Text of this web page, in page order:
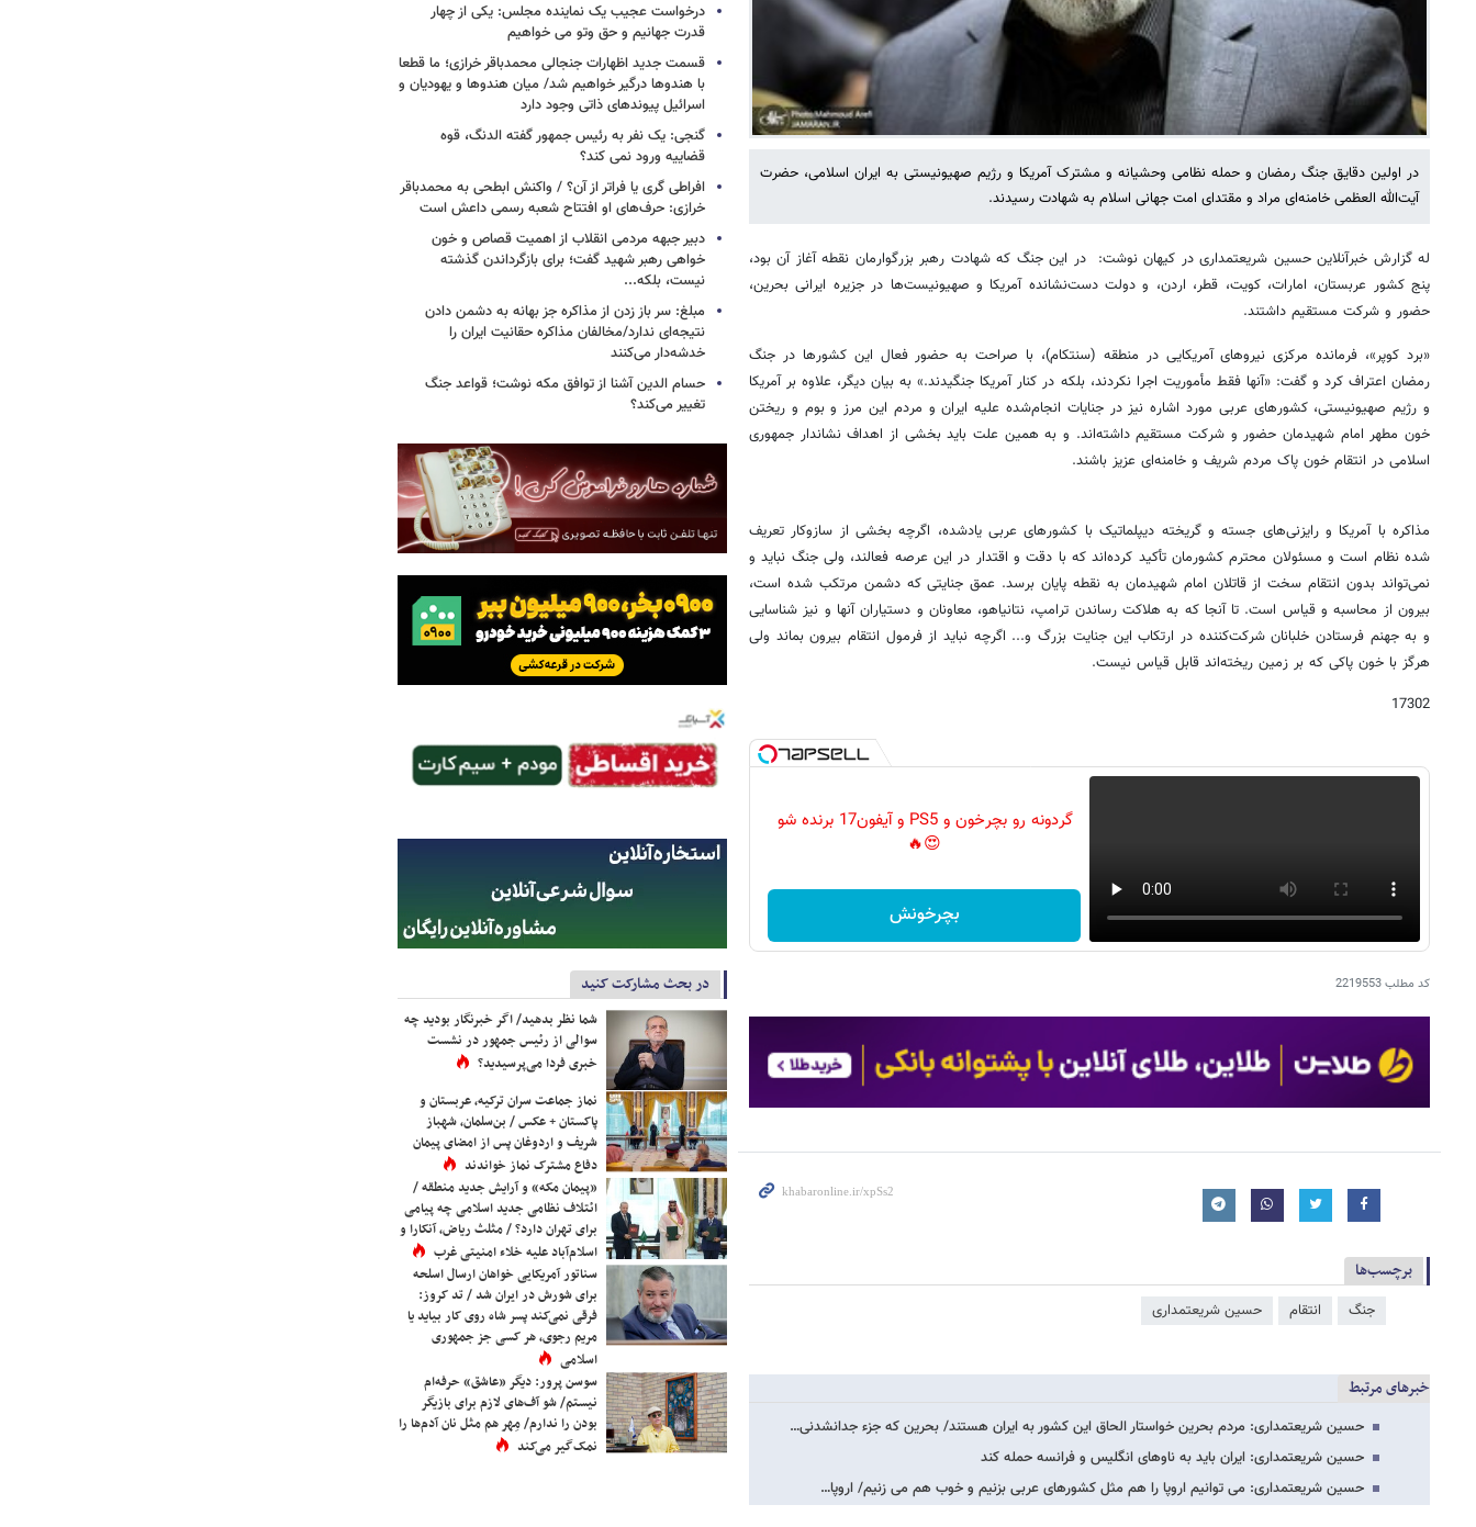
در اولین دقایق جنگ رمضان و حمله نظامی وحشیانه و مشترک آمریکا و رژیم صهیونیستی به ایران اسلامی، حضرت
آیت‌الله العظمی خامنه‌ای مراد و مقتدای امت جهانی اسلام به شهادت رسیدند.
له گزارش خبرآنلاین حسین شریعتمداری در کیهان نوشت: در این جنگ که شهادت رهبر بزرگوارمان نقطه آغاز آن بود،
پنج کشور عربستان، امارات‌، کویت، قطر، اردن، و دولت دست‌نشانده آمریکا و صهیونیست‌ها در جزیره ایرانی بحرین،
حضور و شرکت مستقیم داشتند.
«برد کوپر»‌، فرمانده مرکزی نیروهای آمریکایی در منطقه (سنتکام)‌، با صراحت به حضور فعال این کشورها در جنگ
رمضان اعتراف کرد و گفت: «آنها فقط مأموریت اجرا نکردند، بلکه در کنار آمریکا جنگیدند.» به بیان دیگر، علاوه ‌بر آمریکا
و رژیم صهیونیستی، کشورهای عربی مورد اشاره نیز در جنایات انجام‌شده علیه ایران و مردم این مرز و بوم و ریختن
خون مطهر امام شهیدمان حضور و شرکت مستقیم داشته‌اند. و به همین علت باید بخشی از اهداف نشاندار جمهوری
اسلامی در انتقام خون پاک مردم شریف و خامنه‌ای عزیز باشند.
مذاکره با آمریکا و رایزنی‌های جسته و گریخته دیپلماتیک با کشورهای عربی یادشده، اگرچه بخشی از سازوکار تعریف
شده نظام است و مسئولان محترم کشورمان تأکید کرده‌اند که با دقت و اقتدار در این عرصه فعالند، ولی جنگ نباید و
نمی‌تواند بدون انتقام سخت از قاتلان امام شهیدمان به نقطه پایان برسد. عمق جنایتی که دشمن مرتکب شده است،
بیرون از محاسبه و قیاس است. تا آنجا که به هلاکت رساندن ترامپ، نتانیاهو، معاونان و دستیاران آنها و نیز شناسایی
و به جهنم فرستادن خلبانان شرکت‌کننده در ارتکاب این جنایت بزرگ و... اگرچه نباید از فرمول انتقام بیرون بماند ولی
هرگز با خون پاکی که بر زمین ریخته‌اند قابل قیاس نیست.
17302
گردونه رو بچرخون و PS5 و آیفون17 برنده شو
😍🔥
بچرخونش
کد مطلب2219553
برچسب‌ها
جنگ انتقام حسین شریعتمداری
خبرهای مرتبط
حسین شریعتمداری: مردم بحرین خواستار الحاق این کشور به ایران هستند/ بحرین که جزء جدانشدنی…
حسین شریعتمداری: ایران باید به ناوهای انگلیس و فرانسه حمله کند
حسین شریعتمداری: می توانیم اروپا را هم مثل کشورهای عربی بزنیم و خوب هم می زنیم/ اروپا…
درخواست عجیب یک نماینده مجلس: یکی از چهار
قدرت جهانیم و حق وتو می خواهیم
قسمت جدید اظهارات جنجالی محمدباقر خرازی؛ ما قطعا
با هندوها درگیر خواهیم شد/ میان هندوها و یهودیان و
اسرائیل پیوندهای ذاتی وجود دارد
گنجی: یک نفر به رئیس جمهور گفته الدنگ، قوه
قضاییه ورود نمی کند؟
افراطی گری یا فراتر از آن؟ / واکنش ابطحی به محمدباقر
خرازی: حرف‌های او افتتاح شعبه رسمی داعش است
دبیر جبهه مردمی انقلاب از اهمیت قصاص و خون
خواهی رهبر شهید گفت؛ برای بازگرداندن گذشته
نیست، بلکه...
مبلغ: سر باز زدن از مذاکره‌ جز بهانه به دشمن دادن
نتیجه‌ای ندارد/مخالفان مذاکره حقانیت ایران را
خدشه‌دار می‌کنند
حسام الدین آشنا از توافق مکه نوشت؛ قواعد جنگ
تغییر می‌کند؟
در بحث مشارکت کنید
شما نظر بدهید/ اگر خبرنگار بودید چه
سوالی از رئیس جمهور در نشست
خبری فردا می‌پرسیدید؟
نماز جماعت سران ترکیه، عربستان و
پاکستان + عکس / بن‌سلمان، شهباز
شریف و اردوغان پس از امضای پیمان
دفاع مشترک نماز خواندند
«پیمان مکه» و آرایش جدید منطقه /
ائتلاف نظامی جدید اسلامی چه پیامی
برای تهران دارد؟ / مثلث ریاض، آنکارا و
اسلام‌آباد علیه خلاء امنیتی غرب
سناتور آمریکایی خواهان ارسال اسلحه
برای شورش در ایران شد / تد کروز:
فرقی نمی‌کند پسر شاه روی کار بیاید یا
مریم رجوی، هر کسی جز جمهوری
اسلامی
سوسن پرور: دیگر «عاشق» حرفه‌ام
نیستم/ شو آف‌های لازم برای بازیگر
بودن را ندارم/ مِهر هم مثل نان آدم‌ها را
نمک‌گیر می‌کند